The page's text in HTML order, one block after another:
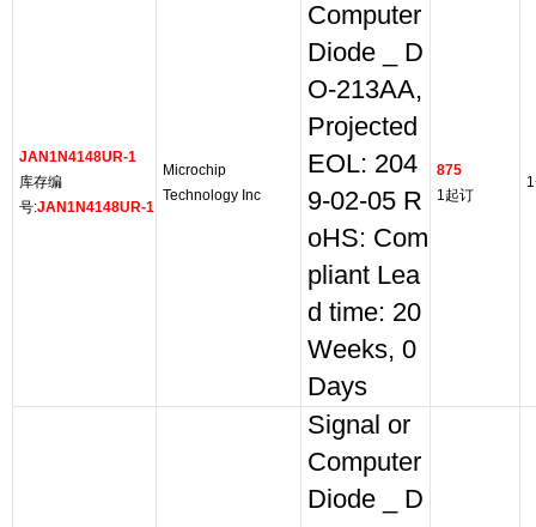
JAN1N4148UR-1
库存编
号:JAN1N4148UR-1
Microchip
Technology Inc
Computer
Diode _ D
O-213AA,
Projected
EOL: 204
9-02-05 R
oHS: Com
pliant Lea
d time: 20
Weeks, 0
Days
875
1起订
Signal or
Computer
Diode _ D